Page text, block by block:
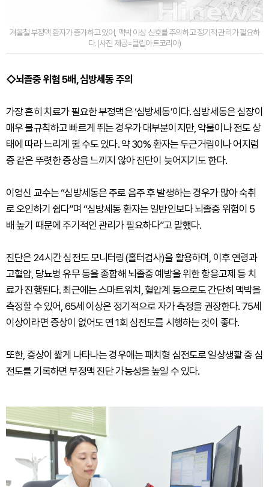
겨울철 부정맥 환자가 증가하고 있어, 맥박 이상 신호를 주의하고 정기적 관리가 필요하
다. (사진 제공=클립아트코리아)
◇뇌졸중 위험 5배, 심방세동 주의
가장 흔히 치료가 필요한 부정맥은 ‘심방세동’이다. 심방세동은 심장이
매우 불규칙하고 빠르게 뛰는 경우가 대부분이지만, 약물이나 전도 상
태에 따라 느리게 뛸 수도 있다. 약 30% 환자는 두근거림이나 어지럼
증 같은 뚜렷한 증상을 느끼지 않아 진단이 늦어지기도 한다.
이영신 교수는 “심방세동은 주로 음주 후 발생하는 경우가 많아 숙취
로 오인하기 쉽다”며 “심방세동 환자는 일반인보다 뇌졸중 위험이 5
배 높기 때문에 주기적인 관리가 필요하다”고 말했다.
진단은 24시간 심전도 모니터링(홀터검사)을 활용하며, 이후 연령과
고혈압, 당뇨병 유무 등을 종합해 뇌졸중 예방을 위한 항응고제 등 치
료가 진행된다. 최근에는 스마트워치, 혈압계 등으로도 간단히 맥박을
측정할 수 있어, 65세 이상은 정기적으로 자가 측정을 권장한다. 75세
이상이라면 증상이 없어도 연 1회 심전도를 시행하는 것이 좋다.
또한, 증상이 짧게 나타나는 경우에는 패치형 심전도로 일상생활 중 심
전도를 기록하면 부정맥 진단 가능성을 높일 수 있다.